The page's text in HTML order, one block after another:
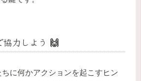
力しよう 🙌
に何かアクションを起こすヒン